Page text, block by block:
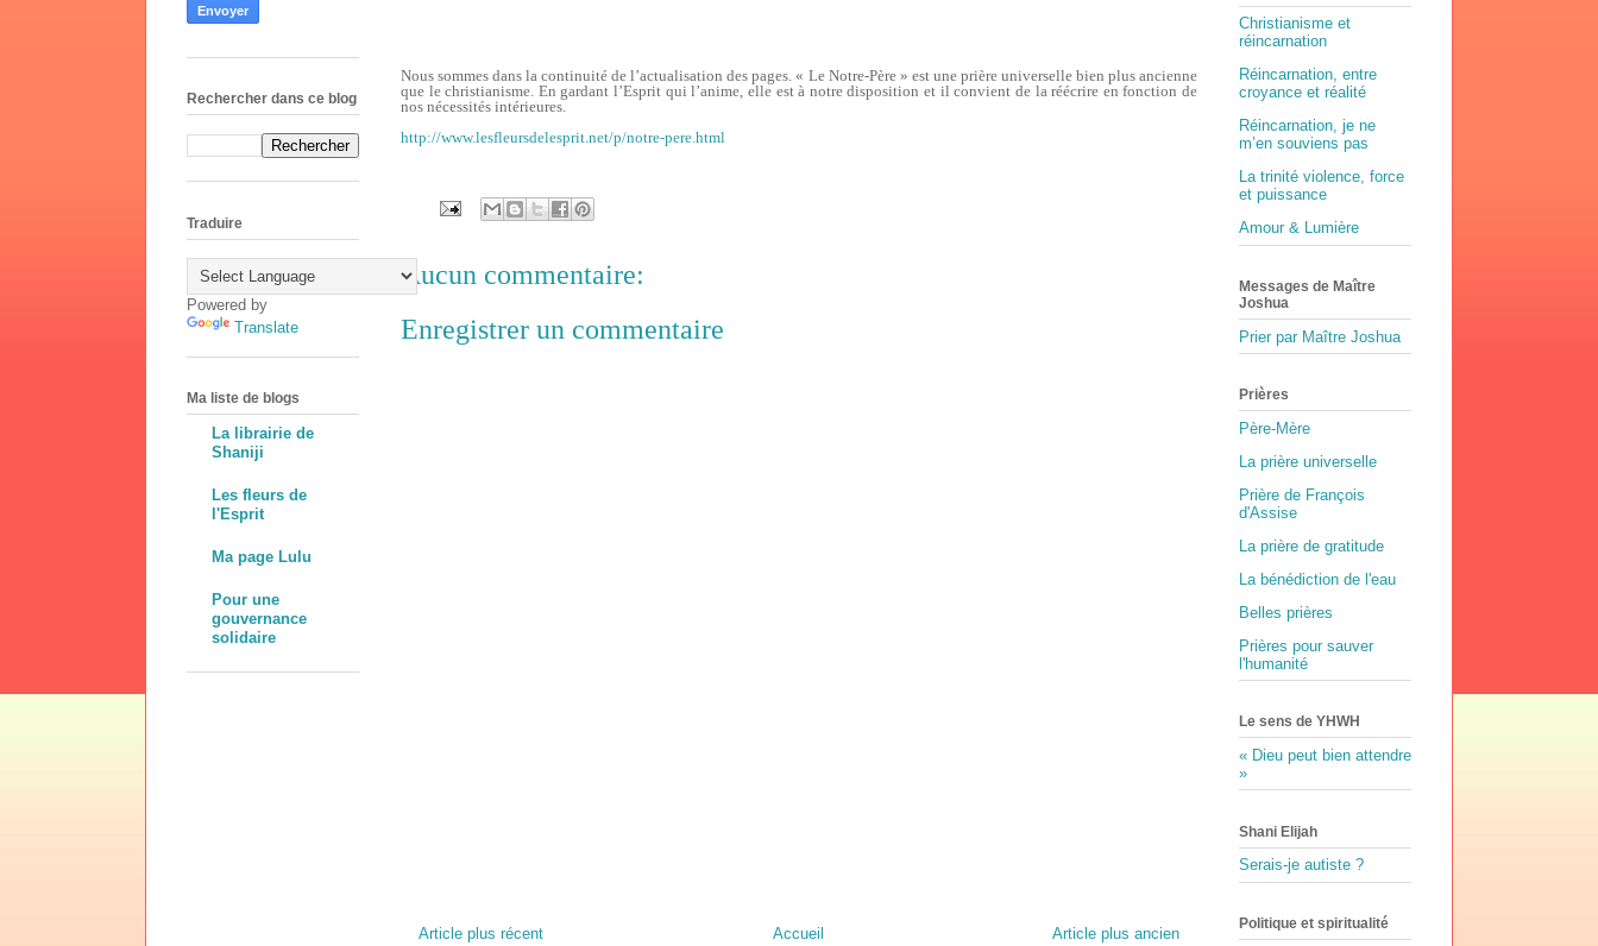
Nous sommes dans la continuité de l’actualisation des pages. « Le Notre-Père » est une prière universelle bien plus ancienne
que le christianisme. En gardant l’Esprit qui l’anime, elle est à notre disposition et il convient de la réécrire en fonction de
nos nécessités intérieures.
http://www.lesfleursdelesprit.net/p/notre-pere.html
Aucun commentaire:
Enregistrer un commentaire
Article plus récent Article plus ancien
Accueil
Rechercher dans ce blog
Traduire
Powered by
Translate
Ma liste de blogs
La librairie de
Shaniji
Les fleurs de
l'Esprit
Ma page Lulu
Pour une
gouvernance
solidaire
Christianisme et
réincarnation
Réincarnation, entre
croyance et réalité
Réincarnation, je ne
m’en souviens pas
La trinité violence, force
et puissance
Amour & Lumière
Messages de Maître
Joshua
Prier par Maître Joshua
Prières
Père-Mère
La prière universelle
Prière de François
d'Assise
La prière de gratitude
La bénédiction de l'eau
Belles prières
Prières pour sauver
l'humanité
Le sens de YHWH
« Dieu peut bien attendre
»
Shani Elijah
Serais-je autiste ?
Politique et spiritualité